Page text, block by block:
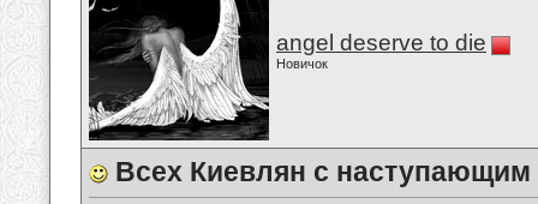
angel deserve to die
Новичок
Всех Киевлян с